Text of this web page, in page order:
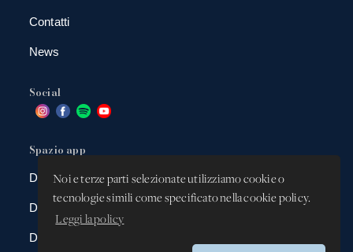
Noi e terze parti selezionate utilizziamo cookie o
tecnologie simili come specificato nella cookie policy.
Leggi la policy
Contatti
News
Social
Spazio app
DBAnima
DBContest
DBDrive